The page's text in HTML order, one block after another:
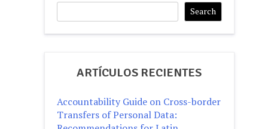
Search
ARTÍCULOS RECIENTES
Accountability Guide on Cross-border
Transfers of Personal Data: